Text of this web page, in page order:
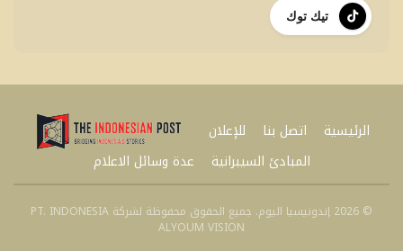
تيك توك
الرئيسية اتصل بنا
للإعلان
المبادئ السيبرانية
عدة وسائل الاعلام
© 2026 إندونيسيا اليوم. جميع الحقوق محفوظة لشركة PT. INDONESIA
ALYOUM VISION